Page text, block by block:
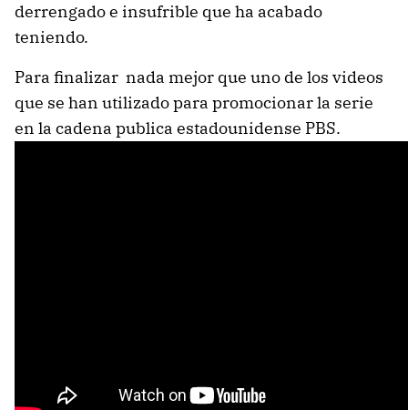
derrengado e insufrible que ha acabado
teniendo.
Para finalizar nada mejor que uno de los videos
que se han utilizado para promocionar la serie
en la cadena publica estadounidense PBS.